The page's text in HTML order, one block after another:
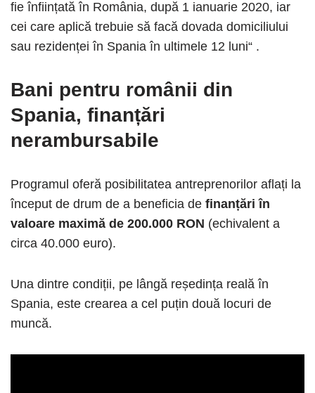
fie înființată în România, după 1 ianuarie 2020, iar
cei care aplică trebuie să facă dovada domiciliului
sau rezidenței în Spania în ultimele 12 luni“ .
Bani pentru românii din
Spania, finanțări
nerambursabile
Programul oferă posibilitatea antreprenorilor aflați la
început de drum de a beneficia de finanțări în
valoare maximă de 200.000 RON (echivalent a
circa 40.000 euro).
Una dintre condiții, pe lângă reședința reală în
Spania, este crearea a cel puțin două locuri de
muncă.